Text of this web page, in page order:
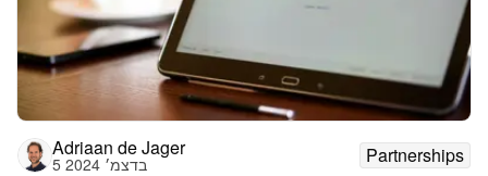
Adriaan de Jager
5 בדצמ׳ 2024
Partnerships